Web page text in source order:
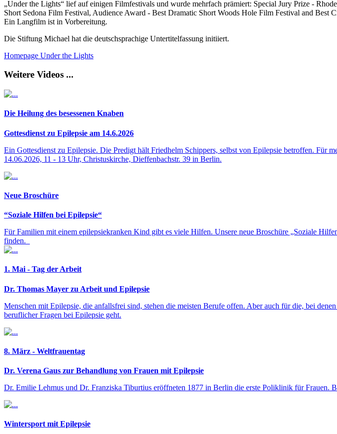
„Under the Lights“ lief auf einigen Filmfestivals und wurde mehrfach prämiert: Special Jury Prize -
Short Sedona Film Festival, Audience Award - Best Dramatic Short Woods Hole Film Festival and Best
Ein Langfilm ist in Vorbereitung.
Die Stiftung Michael hat die deutschsprachige Untertitelfassung initiiert.
Homepage Under the Lights
Weitere Videos ...
Die Heilung des besessenen Knaben
Gottesdienst zu Epilepsie am 14.6.2026
Ein Gottesdienst zu Epilepsie. Die Predigt hält Friedhelm Schippers, selbst von Epilepsie betroffen. Für
14.06.2026, 11 - 13 Uhr, Christuskirche, Dieffenbachstr. 39 in Berlin.
Neue Broschüre
“Soziale Hilfen bei Epilepsie“
Für Familien mit einem epilepsiekranken Kind gibt es viele Hilfen. Unsere neue Broschüre „Soziale
finden.
1. Mai - Tag der Arbeit
Dr. Thomas Mayer zu Arbeit und Epilepsie
Menschen mit Epilepsie, die anfallsfrei sind, stehen die meisten Berufe offen. Aber auch für die, bei
beruflicher Fragen bei Epilepsie geht.
8. März - Weltfrauentag
Dr. Verena Gaus zur Behandlung von Frauen mit Epilepsie
Dr. Emilie Lehmus und Dr. Franziska Tiburtius eröffneten 1877 in Berlin die erste Poliklinik für Frauen.
Wintersport mit Epilepsie